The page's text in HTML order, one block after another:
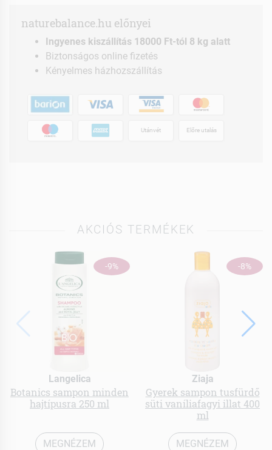
naturebalance.hu előnyei
Ingyenes kiszállítás 18000 Ft-tól 8 kg alatt
Biztonságos online fizetés
Kényelmes házhozszállítás
Utánvét Előre utalás
AKCIÓS TERMÉKEK
-9%
Langelica
Botanics sampon minden
hajtípusra 250 ml
MEGNÉZEM
-8%
Ziaja
Gyerek sampon tusfürdő
süti vaníliafagyi illat 400
ml
MEGNÉZEM